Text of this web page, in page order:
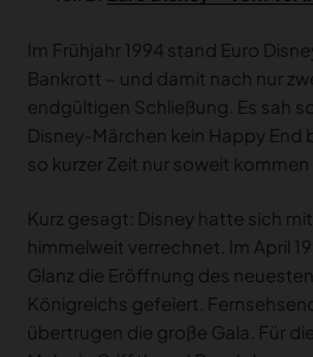
Im Frühjahr 1994 stand Euro
Bankrott – und damit nach nur
endgültigen Schließung. Es sah
Disney-Märchen kein Happy End
so kurzer Zeit nur soweit
Kurz gesagt: Disney hatte sich
himmelweit verrechnet. Im April
Glanz die Eröffnung des
Königreichs gefeiert.
übertrugen die große Gala. Für